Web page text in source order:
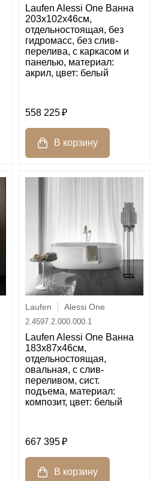
Laufen Alessi One Ванна
203x102x46см,
отдельностоящая, без
гидромасс, без слив-
перелива, с каркасом и
панелью, материал:
акрил, цвет: белый
558 225
Laufen Alessi One
2.4597.2.000.000.1
Laufen Alessi One Ванна
183x87x46см,
отдельностоящая,
овальная, с слив-
переливом, сист.
подъема, материал:
композит, цвет: белый
667 395